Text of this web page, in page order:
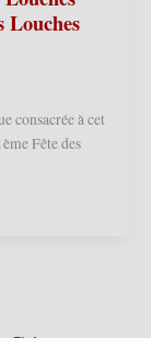
Louches
consacrée à cet
Fête des